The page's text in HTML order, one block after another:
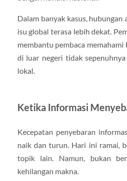
Dalam banyak kasus,
isu global terasa lebih dekat.
membantu pembaca memahami
di luar negeri tidak
lokal.
Ketika Informasi
Kecepatan penyebaran
naik dan turun. Hari ini ramai,
topik lain. Namun, bukan
kehilangan makna.